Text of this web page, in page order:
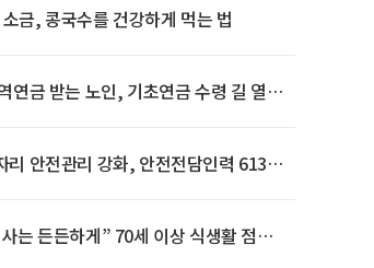
금, 콩국수를 건강하게 먹는 법
연금 받는 노인, 기초연금 수령 길 열린
리 안전관리 강화, 안전전담인력 613명
는 든든하게” 70세 이상 식생활 점수